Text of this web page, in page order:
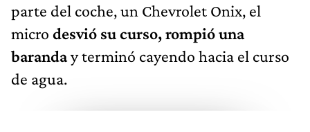
parte del coche, un Chevrolet Onix, el
micro desvió su curso, rompió una
baranday terminó cayendo hacia el curso
de agua.